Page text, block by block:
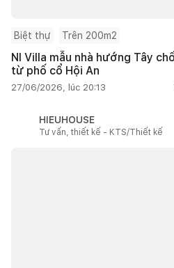
Biệt thự Trên 200m2
NI Villa mẫu nhà hướng Tây
từ phố cổ Hội An
27/06/2026, lúc 20:13
HIEUHOUSE
Tư vấn, thiết kế - KTS/Thiết kế